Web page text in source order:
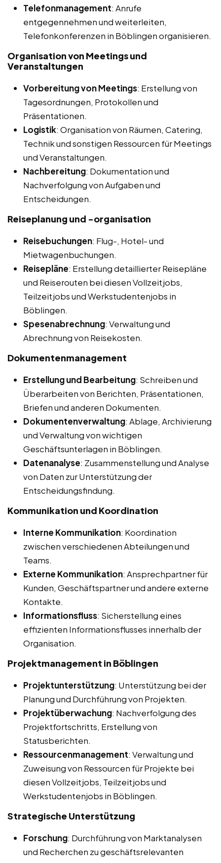
Telefonmanagement: Anrufe
entgegennehmen und weiterleiten,
Telefonkonferenzen in Böblingen organisieren.
Organisation von Meetings und
Veranstaltungen
Vorbereitung von Meetings: Erstellung von
Tagesordnungen, Protokollen und
Präsentationen.
Logistik: Organisation von Räumen, Catering,
Technik und sonstigen Ressourcen für Meetings
und Veranstaltungen.
Nachbereitung: Dokumentation und
Nachverfolgung von Aufgaben und
Entscheidungen.
Reiseplanung und -organisation
Reisebuchungen: Flug-, Hotel- und
Mietwagenbuchungen.
Reisepläne: Erstellung detaillierter Reisepläne
und Reiserouten bei diesen Vollzeitjobs,
Teilzeitjobs und Werkstudentenjobs in
Böblingen.
Spesenabrechnung: Verwaltung und
Abrechnung von Reisekosten.
Dokumentenmanagement
Erstellung und Bearbeitung: Schreiben und
Überarbeiten von Berichten, Präsentationen,
Briefen und anderen Dokumenten.
Dokumentenverwaltung: Ablage, Archivierung
und Verwaltung von wichtigen
Geschäftsunterlagen in Böblingen.
Datenanalyse: Zusammenstellung und Analyse
von Daten zur Unterstützung der
Entscheidungsfindung.
Kommunikation und Koordination
Interne Kommunikation: Koordination
zwischen verschiedenen Abteilungen und
Teams.
Externe Kommunikation: Ansprechpartner für
Kunden, Geschäftspartner und andere externe
Kontakte.
Informationsfluss: Sicherstellung eines
effizienten Informationsflusses innerhalb der
Organisation.
Projektmanagement in Böblingen
Projektunterstützung: Unterstützung bei der
Planung und Durchführung von Projekten.
Projektüberwachung: Nachverfolgung des
Projektfortschritts, Erstellung von
Statusberichten.
Ressourcenmanagement: Verwaltung und
Zuweisung von Ressourcen für Projekte bei
diesen Vollzeitjobs, Teilzeitjobs und
Werkstudentenjobs in Böblingen.
Strategische Unterstützung
Forschung: Durchführung von Marktanalysen
und Recherchen zu geschäftsrelevanten